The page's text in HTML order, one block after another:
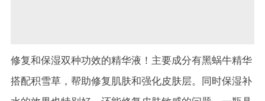
修复和保湿双种功效的精华液！主要成分有黑蜗牛精华
搭配积雪草，帮助修复肌肤和强化皮肤层。同时保湿补